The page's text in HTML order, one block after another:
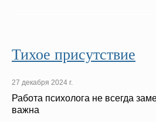
Тихое присутствие
27 декабря 2024 г.
Работа психолога не всегда
важна